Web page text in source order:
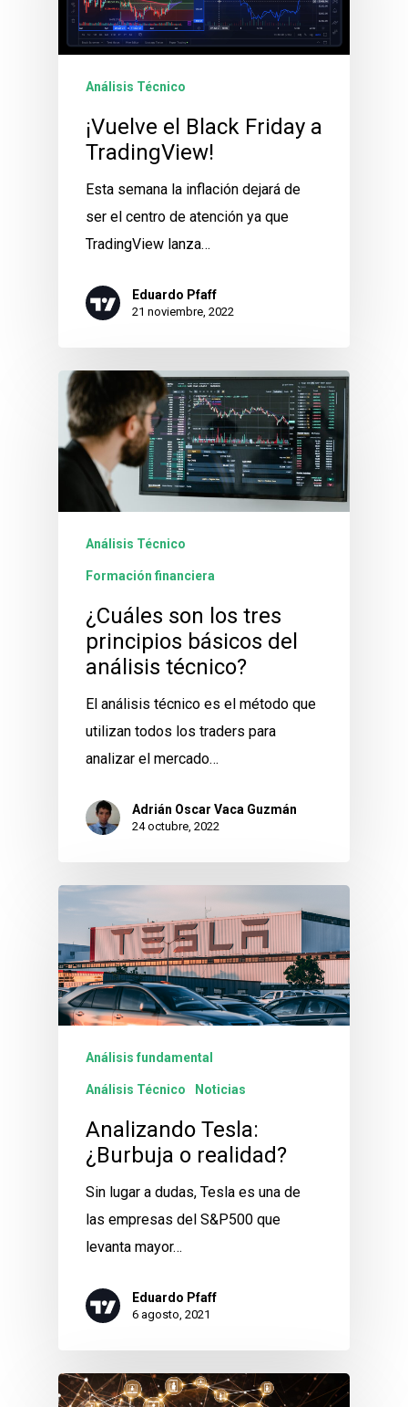
Análisis Técnico
¡Vuelve el Black Friday a
TradingView!
Esta semana la inflación dejará de
ser el centro de atención ya que
TradingView lanza…
Eduardo Pfaff
21 noviembre, 2022
Análisis Técnico
Formación financiera
¿Cuáles son los tres
principios básicos del
análisis técnico?
El análisis técnico es el método que
utilizan todos los traders para
analizar el mercado…
Adrián Oscar Vaca Guzmán
24 octubre, 2022
Análisis fundamental
Análisis Técnico Noticias
Analizando Tesla:
¿Burbuja o realidad?
Sin lugar a dudas, Tesla es una de
las empresas del S&P500 que
levanta mayor…
Eduardo Pfaff
6 agosto, 2021